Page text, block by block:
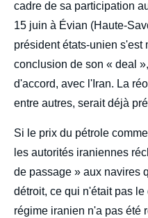
cadre de sa participation
15 juin à Évian (Haute-
président états-unien s'est
conclusion de son « deal
d'accord, avec l'Iran. La
entre autres, serait déjà
Si le prix du pétrole
les autorités iraniennes
de passage » aux navires
détroit, ce qui n'était pas
régime iranien n'a pas été